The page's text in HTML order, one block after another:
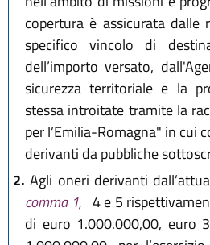
copertura è assicurata dalle
specifico vincolo di
dell’importo versato,
sicurezza territoriale e la
stessa introitate tramite la
per l’Emilia-Romagna" in cui
derivanti da pubbliche
2. Agli oneri derivanti
comma 1, 4 e 5
di euro 1.000.000,00, euro